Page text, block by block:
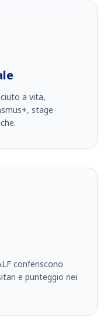
a vita,
stage
conferiscono
e punteggio nei